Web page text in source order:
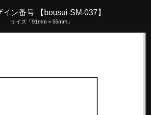
イン番号 【bousui-SM-037】
サイズ「91mm × 55mm」